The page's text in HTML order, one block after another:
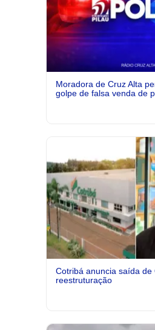
Moradora de Cruz Alta
golpe de falsa venda de
Cotribá anuncia saída de
reestruturação